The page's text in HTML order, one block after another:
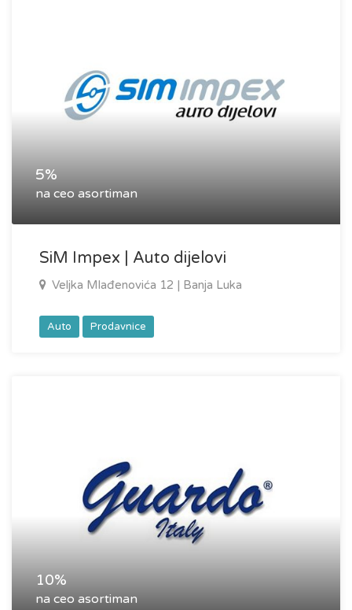
5%
na ceo asortiman
SiM Impex | Auto dijelovi
Veljka Mlađenovića 12 | Banja Luka
Auto Prodavnice
10%
na ceo asortiman